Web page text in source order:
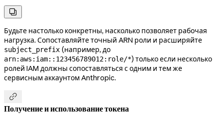

Будьте настолько конкретны, насколько позволяет рабочая
нагрузка. Сопоставляйте точный ARN роли и расширяйте
subject_prefix (например, до
arn:aws:iam::123456789012:role/*) только если несколько
ролей IAM должны сопоставляться с одним и тем же
сервисным аккаунтом Anthropic.

Получение и использование токена